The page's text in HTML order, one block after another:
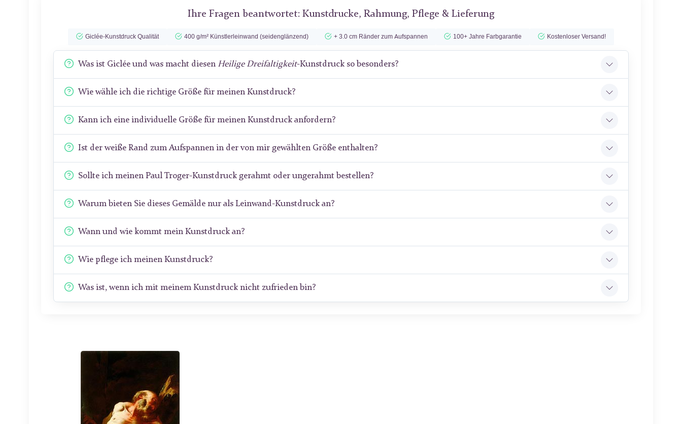
Ihre Fragen beantwortet: Kunstdrucke, Rahmung, Pflege & Lieferung
Giclée-Kunstdruck Qualität 400 g/m² Künstlerleinwand (seidenglänzend) + 3.0 cm Ränder zum Aufspannen 100+ Jahre Farbgarantie Kostenloser Versand!
Was ist Giclée und was macht diesen Heilige Dreifaltigkeit-Kunstdruck so besonders?
Wie wähle ich die richtige Größe für meinen Kunstdruck?
Kann ich eine individuelle Größe für meinen Kunstdruck anfordern?
Ist der weiße Rand zum Aufspannen in der von mir gewählten Größe enthalten?
Sollte ich meinen Paul Troger-Kunstdruck gerahmt oder ungerahmt bestellen?
Warum bieten Sie dieses Gemälde nur als Leinwand-Kunstdruck an?
Wann und wie kommt mein Kunstdruck an?
Wie pflege ich meinen Kunstdruck?
Was ist, wenn ich mit meinem Kunstdruck nicht zufrieden bin?